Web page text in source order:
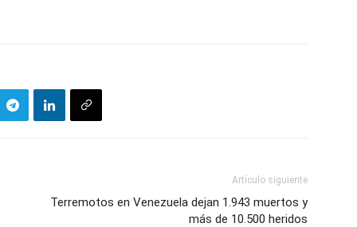
Artículo siguiente
Terremotos en Venezuela dejan 1.943 muertos y
más de 10.500 heridos